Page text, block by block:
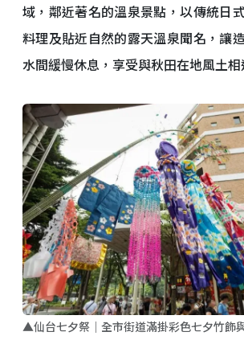
域，鄰近著名的溫泉景點，以傳統日
料理及貼近自然的露天溫泉聞名，讓
水間緩慢休息，享受與秋田在地風土相
▲仙台七夕祭｜全市街道滿掛彩色七夕竹飾